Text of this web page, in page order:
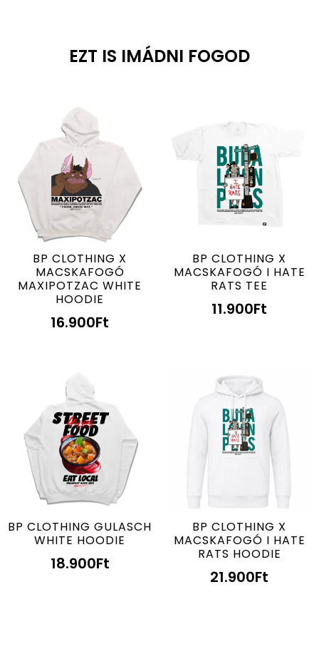
EZT IS IMÁDNI FOGOD
BP CLOTHING X
MACSKAFOGÓ
MAXIPOTZAC WHITE
HOODIE
16.900Ft
BP CLOTHING X
MACSKAFOGÓ I HATE
RATS TEE
11.900Ft
BP CLOTHING GULASCH
WHITE HOODIE
18.900Ft
BP CLOTHING X
MACSKAFOGÓ I HATE
RATS HOODIE
21.900Ft